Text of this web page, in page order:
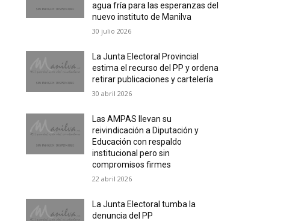
agua fría para las esperanzas del
nuevo instituto de Manilva
30 julio 2026
La Junta Electoral Provincial
estima el recurso del PP y ordena
retirar publicaciones y cartelería
30 abril 2026
Las AMPAS llevan su
reivindicación a Diputación y
Educación con respaldo
institucional pero sin
compromisos firmes
22 abril 2026
La Junta Electoral tumba la
denuncia del PP